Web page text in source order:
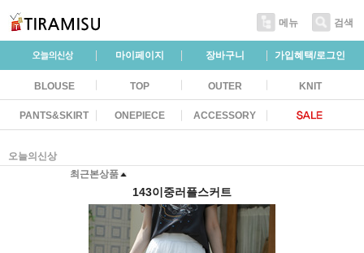
메뉴 검색
마이페이지 장바구니 가입혜택/로그인
BLOUSE TOP OUTER KNIT
PANTS&SKIRT ONEPIECE ACCESSORY
오늘의신상
최근본상품
143이중러플스커트